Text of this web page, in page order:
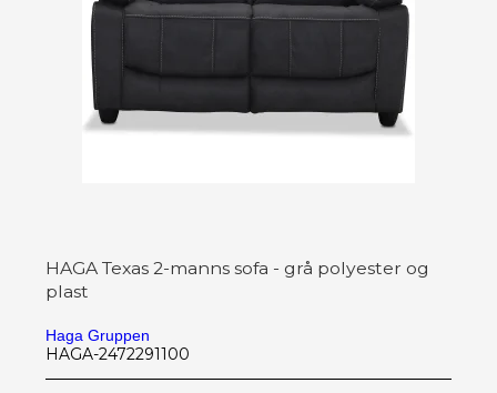
HAGA Texas 2-manns sofa - grå polyester og
plast
Haga Gruppen
HAGA-2472291100